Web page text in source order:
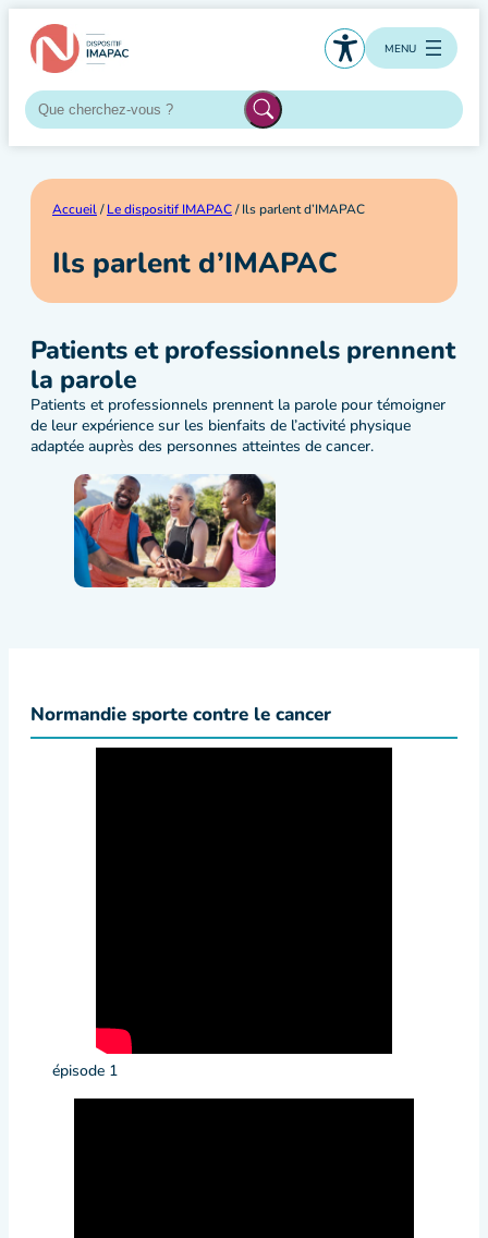
Aller
contenu
MENU
Accueil/Le dispositif IMAPAC/ Ils parlent d’IMAPAC
Ils parlent d’IMAPAC
Patients et professionnels prennent
la parole
Patients et professionnels prennent la parole pour témoigner
de leur expérience sur les bienfaits de l’activité physique
adaptée auprès des personnes atteintes de cancer.
Normandie sporte contre le cancer
épisode 1